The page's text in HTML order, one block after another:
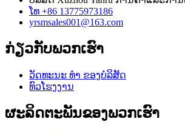
ໂທ +86 13775973186
yrsmsales001@163.com
ກ່ຽວ​ກັບ​ພວກ​ເຮົາ
ວັດທະນະ ທຳ ຂອງບໍລິສັດ
ທົວໂຮງງານ
ຜະລິດຕະພັນຂອງພວກເຮົາ